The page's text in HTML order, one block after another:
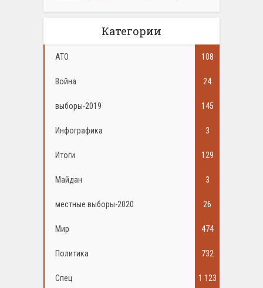
Категории
АТО 108
Война 24
выборы-2019 145
Инфографика 3
Итоги 129
Майдан 3
местные выборы-2020 26
Мир 474
Политика 732
Спец 1 123